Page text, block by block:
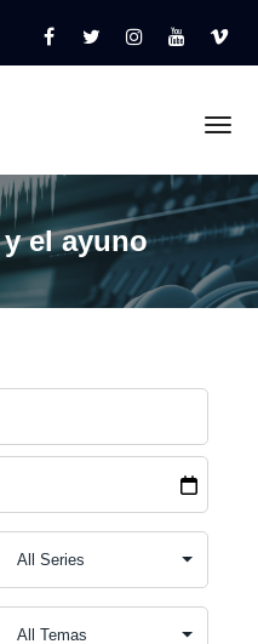
el ayuno